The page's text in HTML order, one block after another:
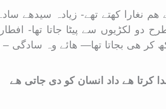
ھم نغارا کھتے تھے- زیادہ سیدھے
سے پیٹا جاتا تھا- افطار
کر ھی بجاتا تھا— ھائے وہ سادگی
کرتا ھے داد انسان کو دی جاتی ھے